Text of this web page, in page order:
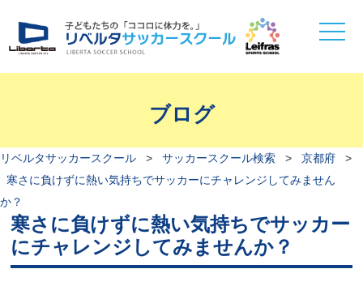
toggle
ブログ
リベルタサッカースクール > サッカースクール検索 > 京都府
>
寒さに負けずに熱い気持ちでサッカーにチャレンジしてみません
か？
寒さに負けずに熱い気持ちでサッカー
にチャレンジしてみませんか？